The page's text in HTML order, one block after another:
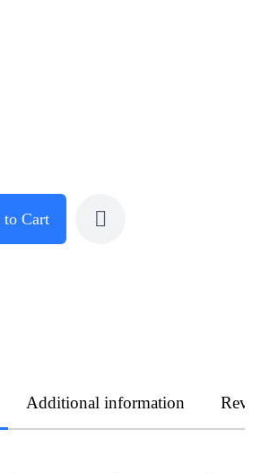
to Cart
Additional information